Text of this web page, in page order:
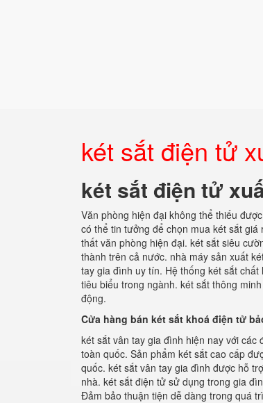
két sắt điện tử
két sắt điện tử
Văn phòng hiện đại không thể thiếu
có thể tin tưởng để chọn mua két sắt
thất văn phòng hiện đại. két sắt siêu
thành trên cả nước. nhà máy sản xuất
tay gia đình uy tín. Hệ thống két sắt
tiêu biểu trong ngành. két sắt thông
động.
Cửa hàng bán két sắt khoá điện tử
két sắt vân tay gia đình hiện nay với
toàn quốc. Sản phẩm két sắt cao cấp
quốc. két sắt vân tay gia đình được hỗ
nhà. két sắt điện tử sử dụng trong gia
Đảm bảo thuận tiện dễ dàng trong quá